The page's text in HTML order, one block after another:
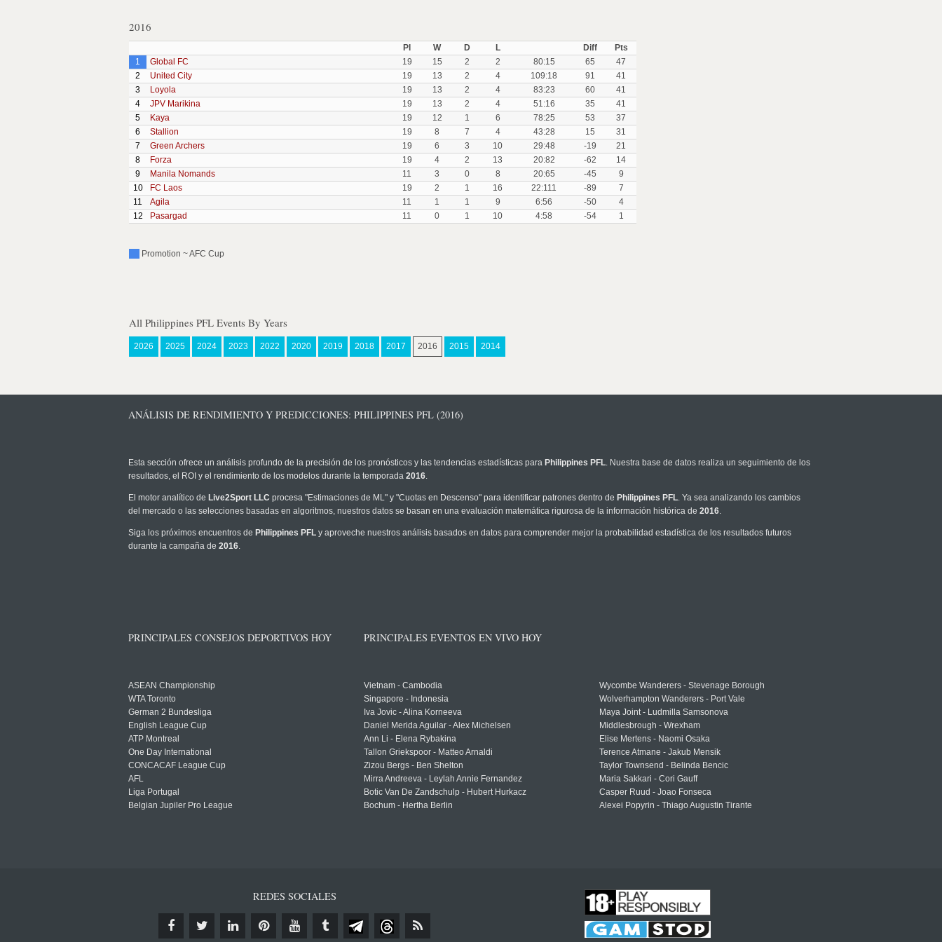
2016
Pl W D L Diff
Pts
1
Global FC 19 15 2 2 80:15 65
47
2
United City 19 13 2 4 109:18 91
41
3
Loyola 19 13 2 4 83:23 60
41
4
JPV Marikina 19 13 2 4 51:16 35
41
5
Kaya 19 12 1 6 78:25 53
37
6
Stallion 19 8 7 4 43:28 15
31
7
Green Archers 19 6 3 10 29:48 -19
21
8
Forza 19 4 2 13 20:82 -62
14
9
Manila Nomands 11 3 0 8 20:65 -45
9
10
FC Laos 19 2 1 16 22:111 -89
7
11
Agila 11 1 1 9 6:56 -50
4
12
Pasargad 11 0 1 10 4:58 -54 1
Promotion ~ AFC Cup
All Philippines PFL Events By Years
2026 2025 2024 2023 2022 2020 2019 2018 2017 2016 2015 2014
ANÁLISIS DE RENDIMIENTO Y PREDICCIONES: PHILIPPINES PFL (2016)
Esta sección ofrece un análisis profundo de la precisión de los pronósticos y las tendencias estadísticas para Philippines PFL. Nuestra base de datos realiza un seguimiento de los
resultados, el ROI y el rendimiento de los modelos durante la temporada 2016.
El motor analítico de Live2Sport LLC procesa "Estimaciones de ML" y "Cuotas en Descenso" para identificar patrones dentro de Philippines PFL. Ya sea analizando los cambios
del mercado o las selecciones basadas en algoritmos, nuestros datos se basan en una evaluación matemática rigurosa de la información histórica de 2016.
Siga los próximos encuentros de Philippines PFL y aproveche nuestros análisis basados en datos para comprender mejor la probabilidad estadística de los resultados futuros
durante la campaña de 2016.
PRINCIPALES CONSEJOS DEPORTIVOS HOY
ASEAN Championship
WTA Toronto
German 2 Bundesliga
English League Cup
ATP Montreal
One Day International
CONCACAF League Cup
AFL
Liga Portugal
Belgian Jupiler Pro League
PRINCIPALES EVENTOS EN VIVO HOY
Vietnam - Cambodia
Singapore - Indonesia
Iva Jovic - Alina Korneeva
Daniel Merida Aguilar - Alex Michelsen
Ann Li - Elena Rybakina
Tallon Griekspoor - Matteo Arnaldi
Zizou Bergs - Ben Shelton
Mirra Andreeva - Leylah Annie Fernandez
Botic Van De Zandschulp - Hubert Hurkacz
Bochum - Hertha Berlin
Wycombe Wanderers - Stevenage Borough
Wolverhampton Wanderers - Port Vale
Maya Joint - Ludmilla Samsonova
Middlesbrough - Wrexham
Elise Mertens - Naomi Osaka
Terence Atmane - Jakub Mensik
Taylor Townsend - Belinda Bencic
Maria Sakkari - Cori Gauff
Casper Ruud - Joao Fonseca
Alexei Popyrin - Thiago Augustin Tirante
REDES SOCIALES